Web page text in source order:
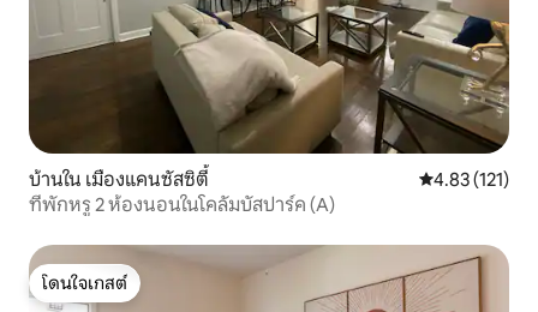
บ้านใน เมืองแคนซัสซิตี้ คะแนนเฉลี่ย
4.83 (121)
ที่พักหรู 2 ห้องนอนในโคลัมบัสปาร์ค (A)
โดนใจเกสต์
โดนใจเกสต์